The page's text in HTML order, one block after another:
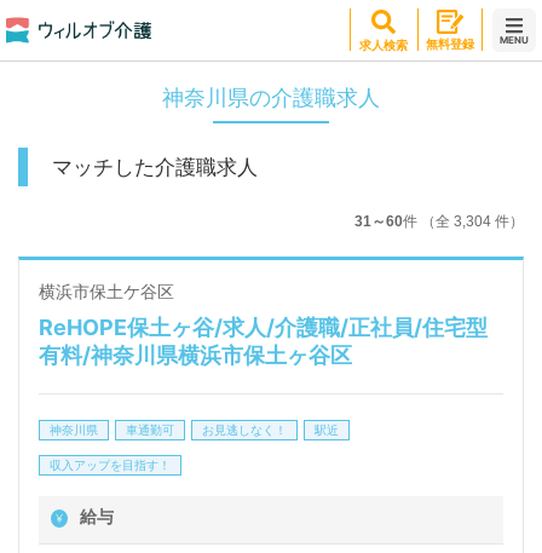
求人検索 無料登録 MENU
神奈川県の介護職求人
マッチした介護職求人
31～60件 （全 3,304 件）
横浜市保土ケ谷区
ReHOPE保土ヶ谷/求人/介護職/正社員/住宅型
有料/神奈川県横浜市保土ヶ谷区
神奈川県 車通勤可 お見逃しなく！ 駅近
収入アップを目指す！
給与